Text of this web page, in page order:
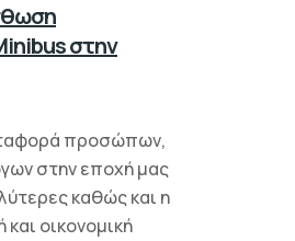
στην
προσώπων,
στην εποχή μας
καθώς και η
οικονομική